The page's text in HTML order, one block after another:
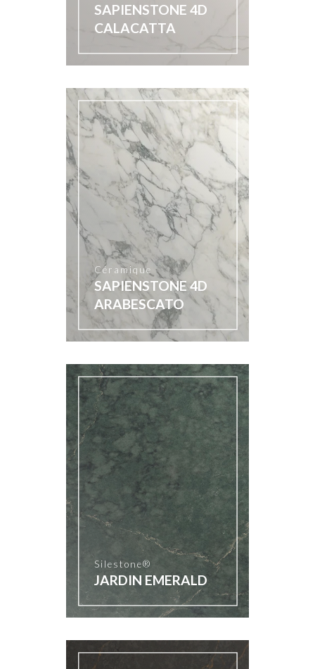
SAPIENSTONE 4D
CALACATTA
Céramique
SAPIENSTONE 4D
ARABESCATO
Silestone®
JARDIN EMERALD